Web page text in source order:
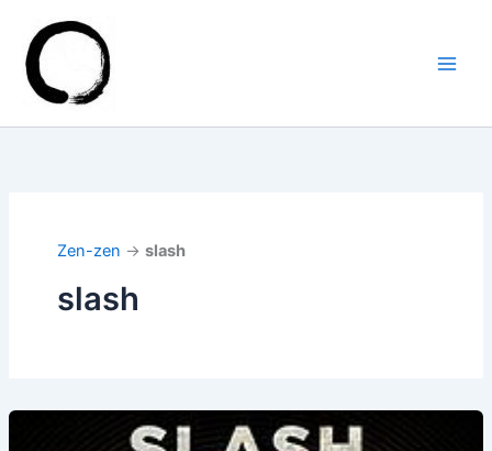
contenu
Zen-zen → slash
slash